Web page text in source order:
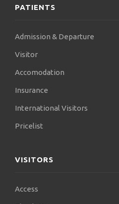
PATIENTS
Admission & Departure
Visitor
Accomodation
Insurance
International Visitors
Pricelist
VISITORS
Access